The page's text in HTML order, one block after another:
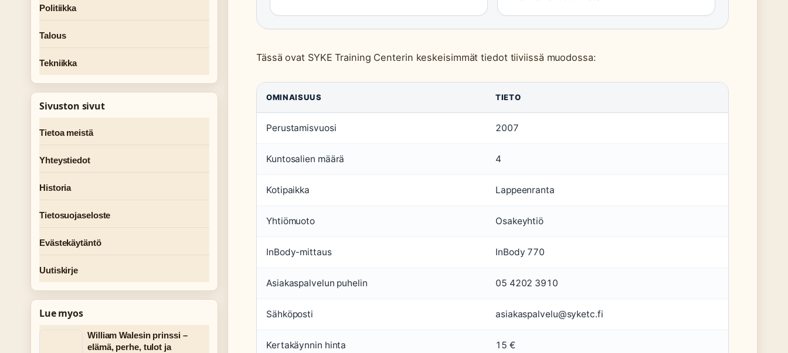
Tässä ovat SYKE Training Centerin keskeisimmät tiedot tiiviissä muodossa:
OMINAISUUS TIETO
Perustamisvuosi 2007
Kuntosalien määrä 4
Kotipaikka Lappeenranta
Yhtiömuoto Osakeyhtiö
InBody-mittaus InBody 770
Asiakaspalvelun puhelin 05 4202 3910
Sähköposti asiakaspalvelu@syketc.fi
Kertakäynnin hinta 15 €
Politiikka
Talous
Tekniikka
Sivuston sivut
Tietoa meistä
Yhteystiedot
Historia
Tietosuojaseloste
Evästekäytäntö
Uutiskirje
Lue myos
William Walesin prinssi –
elämä, perhe, tulot ja